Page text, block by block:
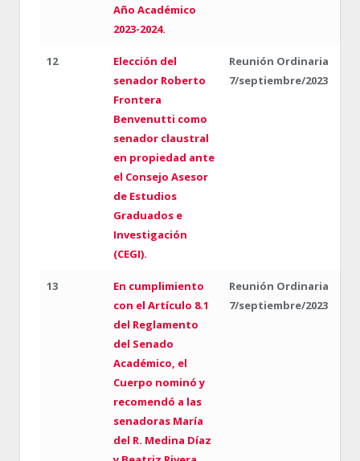
Año Académico
2023-2024.
12
Elección del
senador Roberto
Frontera
Benvenutti como
senador claustral
en propiedad ante
el Consejo Asesor
de Estudios
Graduados e
Investigación
(CEGI).
Reunión Ordinaria
7/septiembre/2023
13
En cumplimiento
con el Artículo 8.1
del Reglamento
del Senado
Académico, el
Cuerpo nominó y
recomendó a las
senadoras María
del R. Medina Díaz
Reunión Ordinaria
7/septiembre/2023